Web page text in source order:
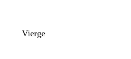
Vierge